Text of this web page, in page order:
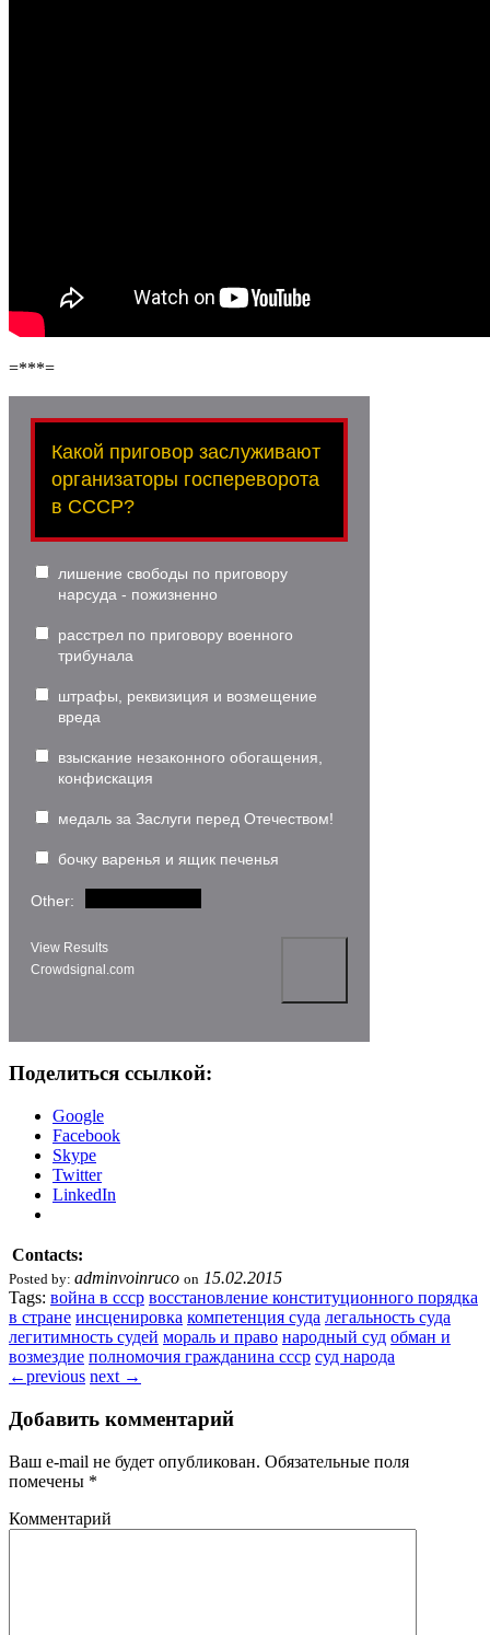
=***=
Какой приговор заслуживают
организаторы госпереворота
в СССР?
лишение свободы по приговору
нарсуда - пожизненно
расстрел по приговору военного
трибунала
штрафы, реквизиция и возмещение
вреда
взыскание незаконного обогащения,
конфискация
медаль за Заслуги перед Отечеством!
бочку варенья и ящик печенья
Other:
View Results
Crowdsignal.com
Поделиться ссылкой:
Google
Facebook
Skype
Twitter
LinkedIn
Contacts:
Posted by: adminvoinruco on 15.02.2015
Tags: война в ссср восстановление конституционного порядка
в стране инсценировка компетенция суда легальность суда
легитимность судей мораль и право народный суд обман и
возмездие полномочия гражданина ссср суд народа
←previous next →
Добавить комментарий
Ваш e-mail не будет опубликован. Обязательные поля
помечены *
Комментарий